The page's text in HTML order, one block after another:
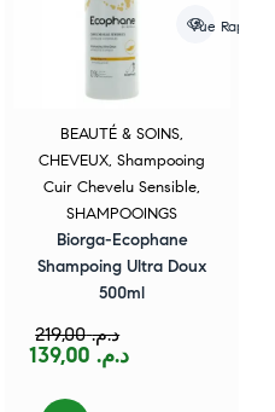
Vue Rapide
BEAUTÉ & SOINS,
CHEVEUX, Shampooing
Cuir Chevelu Sensible,
SHAMPOOINGS
Biorga-Ecophane
Shampoing Ultra Doux
500ml
د.م.219,00
د.م.